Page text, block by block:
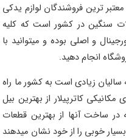
ترین فروشندگان لوازم یدکی
سنگین در کشور است که کلیه
و اصلی بوده و میتوانید با
انجام دهید.
سالیان زیادی است به کشور ما راه
کاترپیلار از بهترین بیل
ساخت آنها از بهترین قطعات
خوبی را از خود نشان میدهند